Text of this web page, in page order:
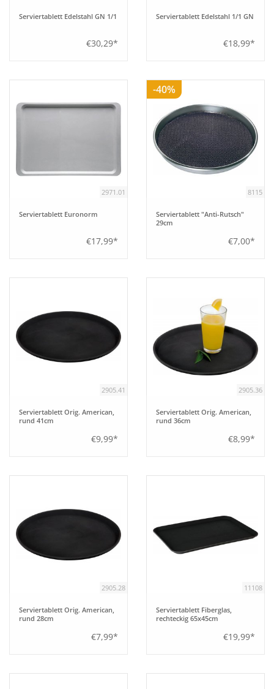
Serviertablett Edelstahl GN 1/1
€30,29*
Serviertablett Edelstahl 1/1 GN
€18,99*
2971.01
Serviertablett Euronorm
€17,99*
-40%
8115
Serviertablett "Anti-Rutsch"
29cm
€7,00*
2905.41
Serviertablett Orig. American,
rund 41cm
€9,99*
2905.36
Serviertablett Orig. American,
rund 36cm
€8,99*
2905.28
Serviertablett Orig. American,
rund 28cm
€7,99*
11108
Serviertablett Fiberglas,
rechteckig 65x45cm
€19,99*